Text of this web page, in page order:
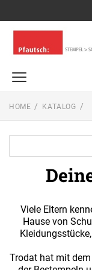
trodat edy®
TRODATKISSEN®
Stempel für das Büro
Multi Color
DATUM STEMPEL
Einfarbig
Stempel zu Hause /
TEXT STEMPEL
Multi Color
DATUMSSTEMPEL
Einfarbig
ERSATZKISSEN
Ersatzkissen für
Andere
REINER PRODUKTE
NUMEROTEURE
ERSATZKISSEN
Deine Dinge Stempel
Olchi
HOME KATALOG
Viele Eltern
Hause von
Trodat hat mit